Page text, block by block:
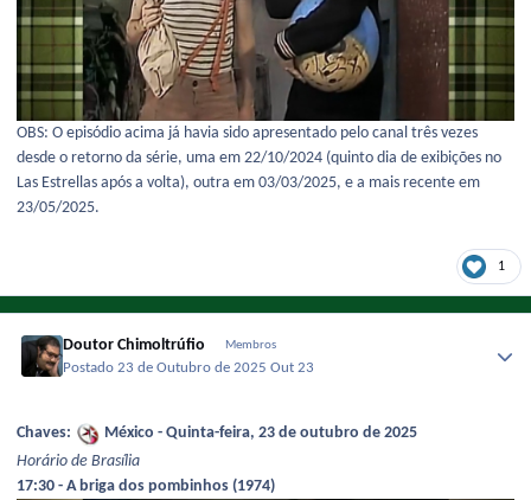
OBS: O episódio acima já havia sido apresentado pelo canal três vezes
desde o retorno da série, uma em 22/10/2024 (quinto dia de exibições no
Las Estrellas após a volta), outra em 03/03/2025, e a mais recente em
23/05/2025.
1
Doutor Chimoltrúfio Membros
Postado23 de Outubro de 2025Out 23
Chaves:
México - Quinta-feira, 23 de outubro de 2025
Horário de Brasília
17:30 - A briga dos pombinhos (1974)